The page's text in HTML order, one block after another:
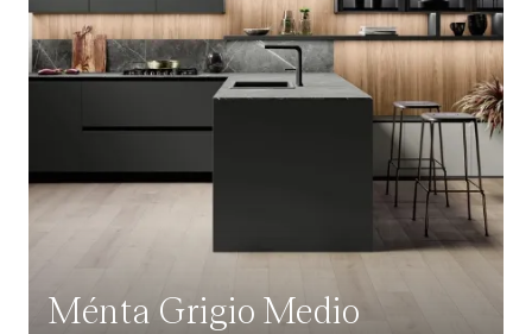
Ménta Grigio Medio